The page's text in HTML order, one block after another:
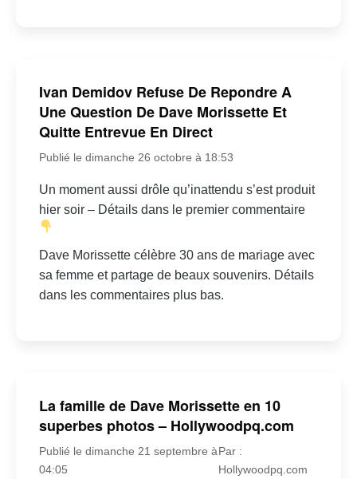
Ivan Demidov Refuse De Repondre A
Une Question De Dave Morissette Et
Quitte Entrevue En Direct
Publié le dimanche 26 octobre à 18:53
Un moment aussi drôle qu’inattendu s’est produit
hier soir – Détails dans le premier commentaire
Dave Morissette célèbre 30 ans de mariage avec
sa femme et partage de beaux souvenirs. Détails
dans les commentaires plus bas.
La famille de Dave Morissette en 10
superbes photos – Hollywoodpq.com
Publié le dimanche 21 septembre à
04:05
Par :
Hollywoodpq.com